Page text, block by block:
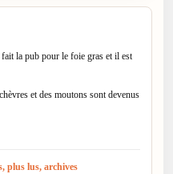
la pub pour le foie gras et il est
et des moutons sont devenus
plus lus, archives